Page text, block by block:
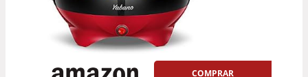
COMPRAR